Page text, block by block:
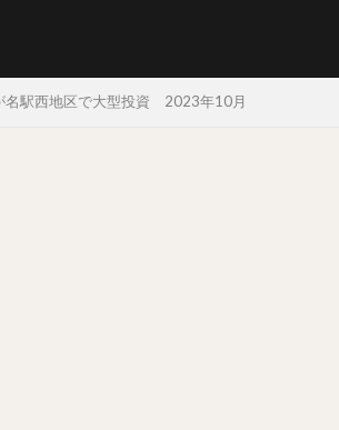
名駅西地区で大型投資 2023年10月